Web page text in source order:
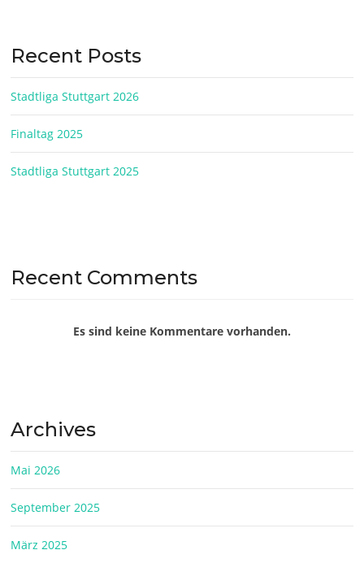
Recent Posts
Stadtliga Stuttgart 2026
Finaltag 2025
Stadtliga Stuttgart 2025
Recent Comments
Es sind keine Kommentare vorhanden.
Archives
Mai 2026
September 2025
März 2025